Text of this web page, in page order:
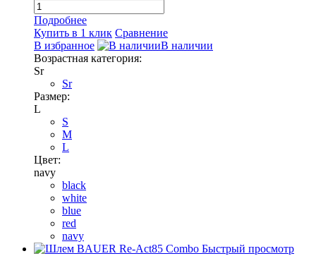
Подробнее
Купить в 1 клик Сравнение
В избранное
В наличии
Возрастная категория:
Sr
Sr
Размер:
L
S
M
L
Цвет:
navy
black
white
blue
red
navy
Быстрый просмотр